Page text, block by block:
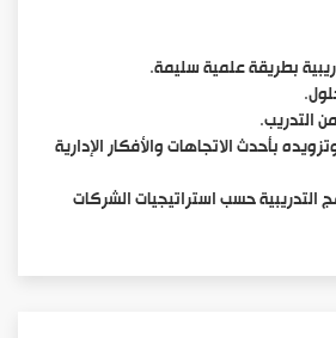
بطريقة علمية سليمة.
التدريب.
بأحدث الاتجاهات والأفكار الإدارية
التدريبية حسب استراتيجيات الشركات